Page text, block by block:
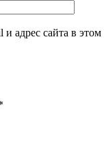
адрес сайта в